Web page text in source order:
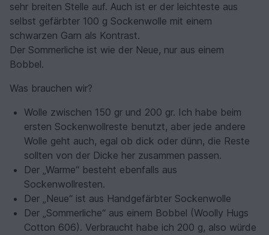
sehr breiten Stelle auf. Auch ist er der leichteste aus
selbst gefärbter 100 g Sockenwolle mit einem
schwarzen Garn als Kontrast.
Der Sommerliche ist wie der Neue, nur aus einem
Bobbel.
Was brauchen wir?
Wolle zwischen 150 gr und 200 gr. Ich habe beim
ersten Sockenwollreste benutzt, aber jede andere
Wolle geht auch, egal ob dick oder dünn, die Reste
sollten von der Dicke her zusammen passen.
Der „Warme“ besteht ebenfalls aus
Sockenwollresten.
Der „Neue“ ist aus Handgefärbter Sockenwolle
Der „Sommerliche“ aus einem Bobbel (Woolly Hugs
Cotton 606). Verbraucht habe ich 200 g, also würde